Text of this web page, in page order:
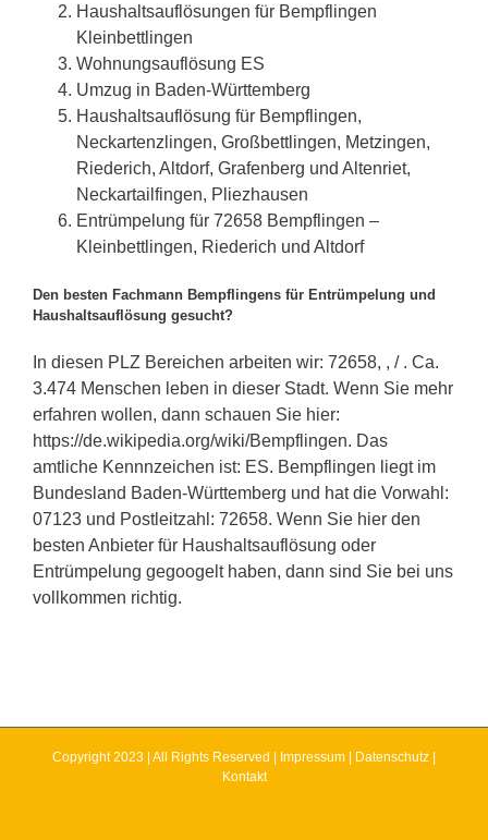
Haushaltsauflösungen für Bempflingen
Kleinbettlingen
Wohnungsauflösung ES
Umzug in Baden-Württemberg
Haushaltsauflösung für Bempflingen,
Neckartenzlingen, Großbettlingen, Metzingen,
Riederich, Altdorf, Grafenberg und Altenriet,
Neckartailfingen, Pliezhausen
Entrümpelung für 72658 Bempflingen –
Kleinbettlingen, Riederich und Altdorf
Den besten Fachmann Bempflingens für Entrümpelung und
Haushaltsauflösung gesucht?
In diesen PLZ Bereichen arbeiten wir: 72658, , / . Ca.
3.474 Menschen leben in dieser Stadt. Wenn Sie mehr
erfahren wollen, dann schauen Sie hier:
https://de.wikipedia.org/wiki/Bempflingen. Das
amtliche Kennnzeichen ist: ES. Bempflingen liegt im
Bundesland Baden-Württemberg und hat die Vorwahl:
07123 und Postleitzahl: 72658. Wenn Sie hier den
besten Anbieter für Haushaltsauflösung oder
Entrümpelung gegoogelt haben, dann sind Sie bei uns
vollkommen richtig.
Copyright 2023 | All Rights Reserved | Impressum | Datenschutz |
Kontakt